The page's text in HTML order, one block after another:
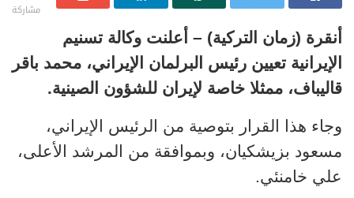
مشاركة
أنقرة (زمان التركية) – أعلنت وكالة تسنيم
الإيرانية تعيين رئيس البرلمان الإيراني، محمد باقر
قاليباف، ممثلا خاصة لإيران للشؤون الصينية.
وجاء هذا القرار بتوصية من الرئيس الإيراني،
مسعود بزيشكيان، وبموافقة من المرشد الأعلى،
علي خامنئي.